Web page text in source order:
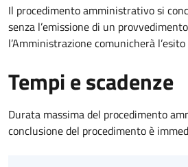
Il procedimento amministrativo si
senza l’emissione di un
l’Amministrazione comunicherà
Tempi e scadenze
Durata massima del procedimento
conclusione del procedimento è